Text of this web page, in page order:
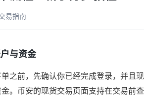
易指南
与资金
之前，先确认你已经完成登录，并且现
。币安的现货交易页面支持在交易前查